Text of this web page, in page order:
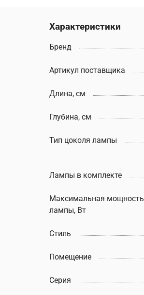
Характеристики
Бренд
Артикул поставщика
Длина, см
Глубина, см
Тип цоколя лампы
Лампы в комплекте
Максимальная мощность
лампы, Вт
Стиль
Помещение
Серия